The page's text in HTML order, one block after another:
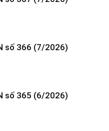
số 366 (7/2026)
số 365 (6/2026)